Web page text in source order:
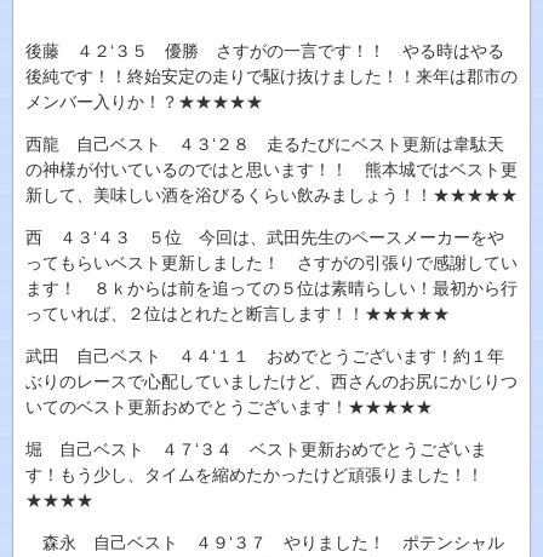
後藤 ４２‘３５ 優勝 さすがの一言です！！ やる時はやる
後純です！！終始安定の走りで駆け抜けました！！来年は郡市の
メンバー入りか！？★★★★★
西龍 自己ベスト ４３‘２８ 走るたびにベスト更新は韋駄天
の神様が付いているのではと思います！！ 熊本城ではベスト更
新して、美味しい酒を浴びるくらい飲みましょう！！★★★★★
西 ４３‘４３ ５位 今回は、武田先生のペースメーカーをや
ってもらいベスト更新しました！ さすがの引張りで感謝してい
ます！ ８ｋからは前を追っての５位は素晴らしい！最初から行
っていれば、２位はとれたと断言します！！★★★★★
武田 自己ベスト ４４‘１１ おめでとうございます！約１年
ぶりのレースで心配していましたけど、西さんのお尻にかじりつ
いてのベスト更新おめでとうございます！★★★★★
堀 自己ベスト ４７‘３４ ベスト更新おめでとうございま
す！もう少し、タイムを縮めたかったけど頑張りました！！
★★★★
森永 自己ベスト ４９‘３７ やりました！ ポテンシャル